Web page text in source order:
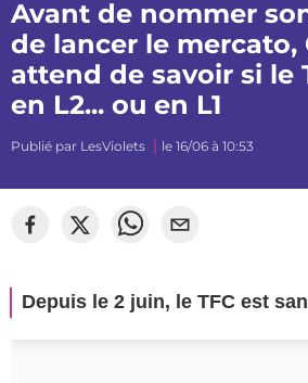
Avant de nommer
de lancer le mercato,
attend de savoir si le
en L2... ou en L1
Publié par LesViolets le 16/06 à 10:53
Depuis le 2 juin, le TFC est